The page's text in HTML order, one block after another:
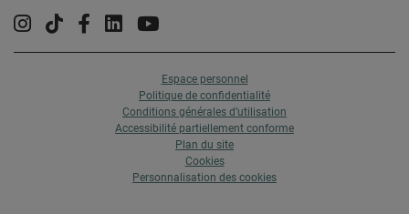
Instagram
TiktokFacebook
LinkedinYouTube
Espace personnel
Politique de confidentialité
Conditions générales d’utilisation
Accessibilité partiellement conforme
Plan du site
Cookies
Personnalisation des cookies